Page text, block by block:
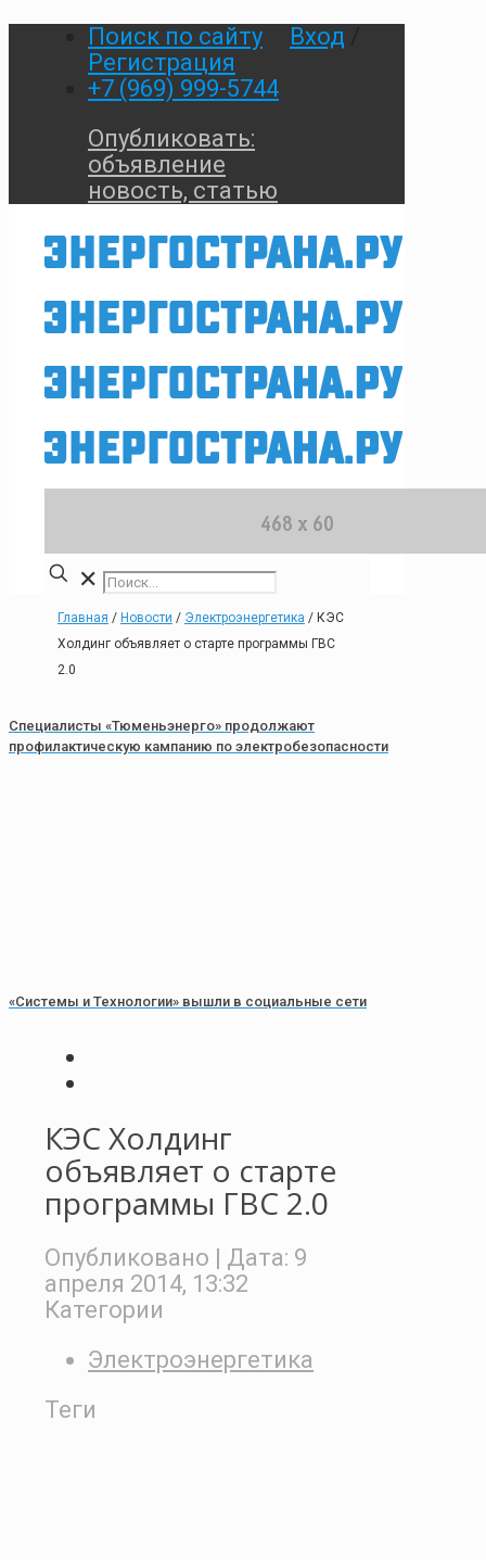
Поиск по сайту Вход
Регистрация
+7 (969) 999-5744
Опубликовать:
объявление
новость, статью
✕
Главная / Новости / Электроэнергетика / КЭС
Холдинг объявляет о старте программы ГВС
2.0
Специалисты «Тюменьэнерго» продолжают
профилактическую кампанию по электробезопасности
«Системы и Технологии» вышли в социальные сети
КЭС Холдинг
объявляет о старте
программы ГВС 2.0
Опубликовано | Дата: 9
апреля 2014, 13:32
Категории
Электроэнергетика
Теги